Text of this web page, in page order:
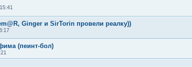
Ginger и SirTorin провели реалку))
(пеинт-бол)